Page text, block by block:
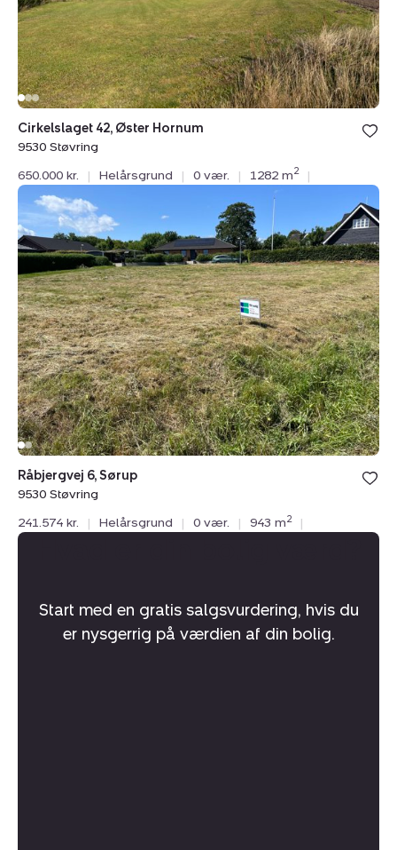
Cirkelslaget 42, Øster Hornum
9530 Støvring
650.000 kr.
| Helårsgrund | 0 vær. | 1282 m2 |
Helårsgrund:
Råbjergvej
6,
Sørup,
9530
Støvring
Råbjergvej 6, Sørup
9530 Støvring
241.574 kr.
| Helårsgrund | 0 vær. | 943 m2 |
Start med en gratis salgsvurdering, hvis du
er nysgerrig på værdien af din bolig.